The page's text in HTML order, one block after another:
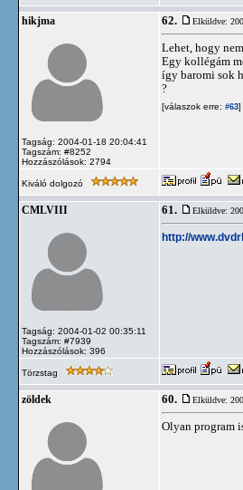
hikjma
Tagság: 2004-01-18 20:04:41
Tagszám: #8252
Hozzászólások: 2794
62. Elküldve:
Lehet, hogy
Egy kollégám
így baromi sok
?
[válaszok erre: #63]
Kiváló dolgozó
CMLVIII
Tagság: 2004-01-02 00:35:11
Tagszám: #7939
Hozzászólások: 396
61. Elküldve:
http://
Törzstag
zöldek 60. Elküldve:
Olyan program